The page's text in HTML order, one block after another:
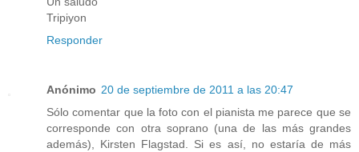
Tripiyon
Responder
Anónimo 20 de septiembre de 2011 a las 20:47
Sólo comentar que la foto con el pianista me parece que se
corresponde con otra soprano (una de las más grandes
además), Kirsten Flagstad. Si es así, no estaría de más